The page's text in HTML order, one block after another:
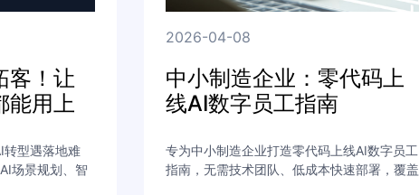
客！让
能用上
转型遇落地难
场景规划、智
2026-04-08
中小制造企业：零代码上
线AI数字员工指南
专为中小制造企业打造零代码上线AI数字员工
指南，无需技术团队、低成本快速部署，覆盖